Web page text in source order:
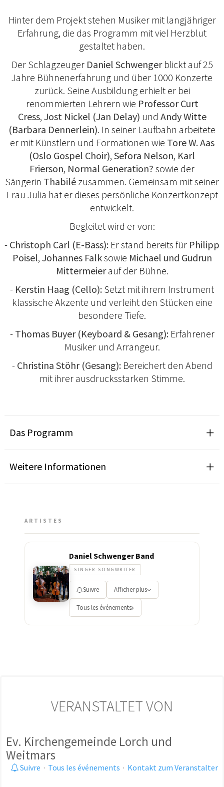
Hinter dem Projekt stehen Musiker mit langjähriger
Erfahrung, die das Programm mit viel Herzblut
gestaltet haben.
Der Schlagzeuger Daniel Schwengerblickt auf 25
Jahre Bühnenerfahrung und über 1000 Konzerte
zurück. Seine Ausbildung erhielt er bei
renommierten Lehrern wie Professor Curt
Cress, Jost Nickel (Jan Delay) und Andy Witte
(Barbara Dennerlein). In seiner Laufbahn arbeitete
er mit Künstlern und Formationen wie Tore W. Aas
(Oslo Gospel Choir), Sefora Nelson, Karl
Frierson, Normal Generation? sowie der
Sängerin Thabilé zusammen. Gemeinsam mit seiner
Frau Julia hat er dieses persönliche Konzertkonzept
entwickelt.
Begleitet wird er von:
- Christoph Carl (E-Bass): Er stand bereits für Philipp
Poisel, Johannes Falksowie Michael und Gudrun
Mittermeierauf der Bühne.
- Kerstin Haag (Cello): Setzt mit ihrem Instrument
klassische Akzente und verleiht den Stücken eine
besondere Tiefe.
- Thomas Buyer (Keyboard & Gesang):Erfahrener
Musiker und Arrangeur.
- Christina Stöhr (Gesang):Bereichert den Abend
mit ihrer ausdrucksstarken Stimme.
Das Programm
Weitere Informationen
ARTISTES
Daniel Schwenger Band
SINGER-SONGWRITER
Suivre Afficher plus
Tous les événements
VERANSTALTET VON
Ev. Kirchengemeinde Lorch und
Weitmars
Suivre · Tous les événements · Kontakt zum Veranstalter